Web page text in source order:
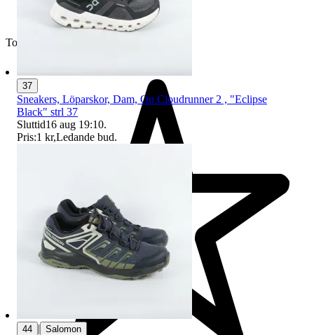
Toppsäljare
37
Sneakers, Löparskor, Dam, On Cloudrunner 2 , "Eclipse
Black" strl 37
Sluttid16 aug 19:10.
Pris:1 kr,Ledande bud.
44 | Salomon